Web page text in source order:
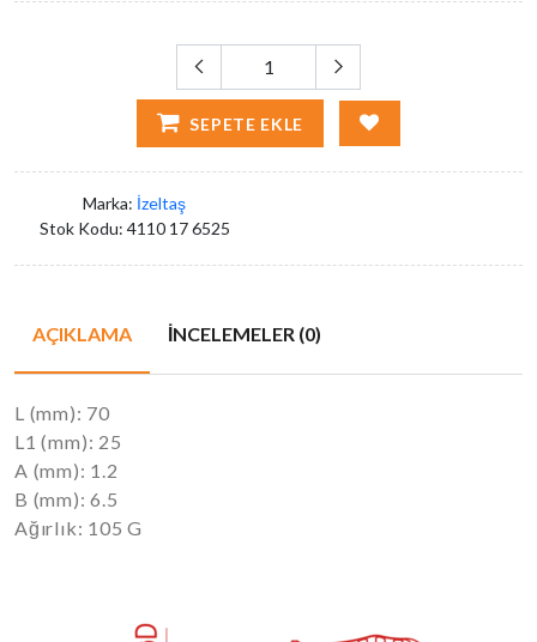
SEPETE EKLE
Marka: İzeltaş
Stok Kodu: 4110 17 6525
AÇIKLAMA İNCELEMELER (0)
L (mm): 70
L1 (mm): 25
A (mm): 1.2
B (mm): 6.5
Ağırlık: 105 G